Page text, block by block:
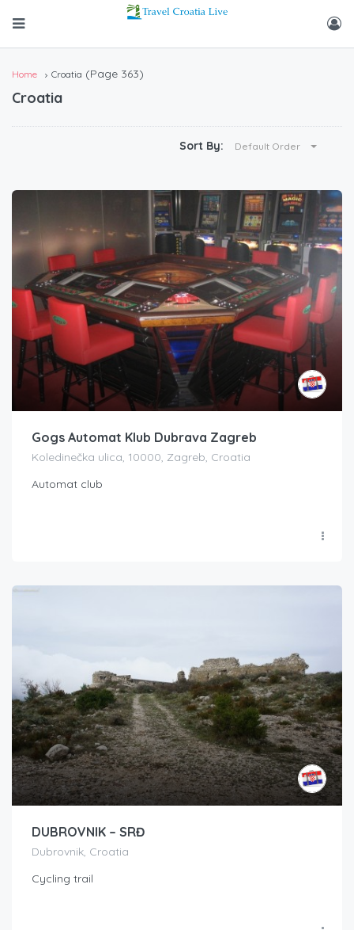
Home Croatia (Page 363)
Croatia
Sort By: Default Order
Gogs Automat Klub Dubrava Zagreb
Koledinečka ulica, 10000, Zagreb, Croatia
Automat club
DUBROVNIK – SRĐ
Dubrovnik, Croatia
Cycling trail